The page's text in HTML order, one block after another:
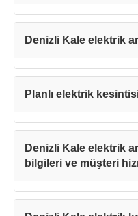
Denizli Kale elektrik
Planlı elektrik
Denizli Kale elektrik
bilgileri ve müşteri